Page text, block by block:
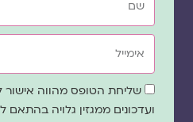
אימייל
שדה
הסכמה
שליחת הטופס מהווה אישור
ועדכונים ממגזין גלויה בהתאם ל